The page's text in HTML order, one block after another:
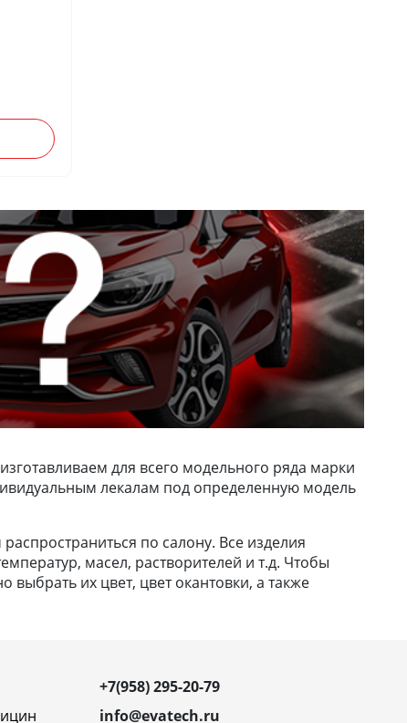
для всего модельного ряда марки
лекалам под определенную модель
по салону. Все изделия
масел, растворителей и т.д. Чтобы
их цвет, цвет окантовки, а также
+7(958) 295-20-79
info@evatech.ru